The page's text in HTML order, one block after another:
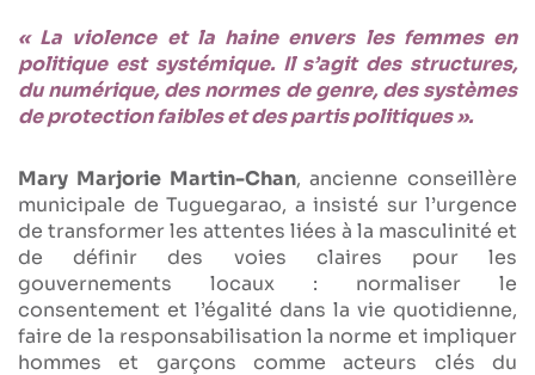
« La violence et la haine envers les femmes en
politique est systémique. Il s’agit des structures,
du numérique, des normes de genre, des systèmes
de protection faibles et des partis politiques ».
Mary Marjorie Martin-Chan, ancienne conseillère
municipale de Tuguegarao, a insisté sur l’urgence
de transformer les attentes liées à la masculinité et
de définir des voies claires pour les
gouvernements locaux : normaliser le
consentement et l’égalité dans la vie quotidienne,
faire de la responsabilisation la norme et impliquer
hommes et garçons comme acteurs clés du